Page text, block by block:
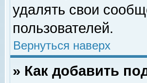
удалять свои
пользователей.
Вернуться наверх
» Как добавить